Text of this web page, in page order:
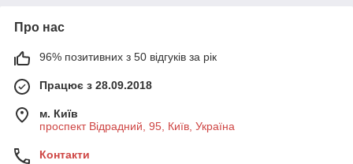
Про нас
96% позитивних з 50 відгуків за рік
Працює з 28.09.2018
м. Київ
проспект Відрадний, 95, Київ, Україна
Контакти